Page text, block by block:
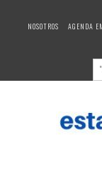
NOSOTROS
AGENDA